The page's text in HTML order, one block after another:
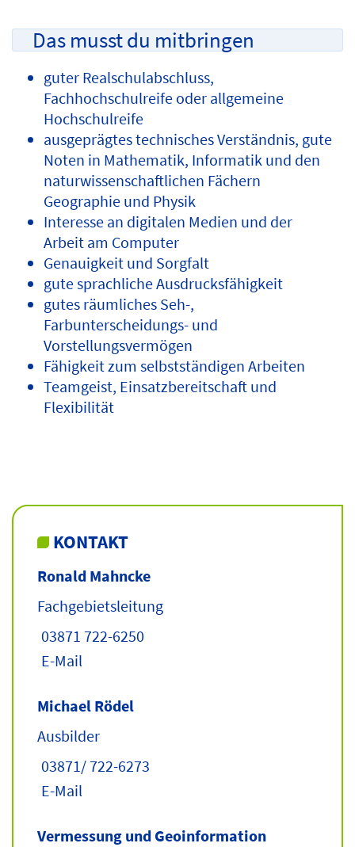
Das musst du mitbringen
guter Realschulabschluss,
Fachhochschulreife oder allgemeine
Hochschulreife
ausgeprägtes technisches Verständnis, gute
Noten in Mathematik, Informatik und den
naturwissenschaftlichen Fächern
Geographie und Physik
Interesse an digitalen Medien und der
Arbeit am Computer
Genauigkeit und Sorgfalt
gute sprachliche Ausdrucksfähigkeit
gutes räumliches Seh-,
Farbunterscheidungs- und
Vorstellungsvermögen
Fähigkeit zum selbstständigen Arbeiten
Teamgeist, Einsatzbereitschaft und
Flexibilität
KONTAKT
Ronald Mahncke
Fachgebietsleitung
03871 722-6250
E-Mail
Michael Rödel
Ausbilder
03871/ 722-6273
E-Mail
Vermessung und Geoinformation